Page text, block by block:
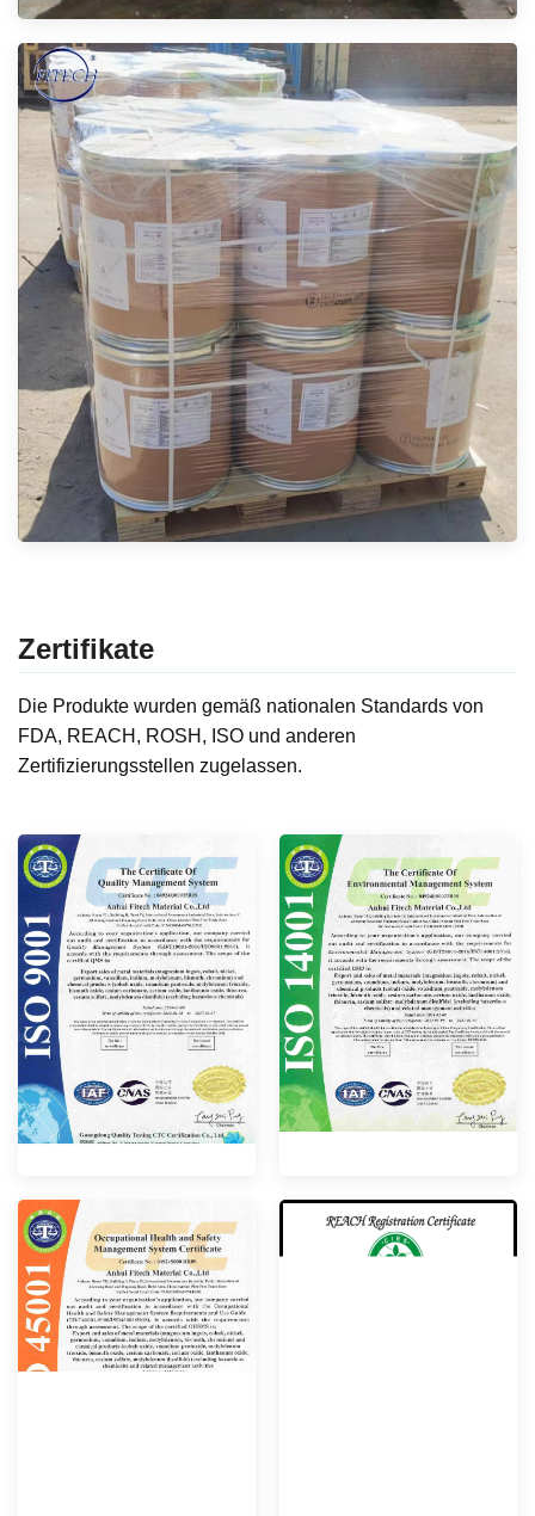
Zertifikate
Die Produkte wurden gemäß nationalen Standards von
FDA, REACH, ROSH, ISO und anderen
Zertifizierungsstellen zugelassen.